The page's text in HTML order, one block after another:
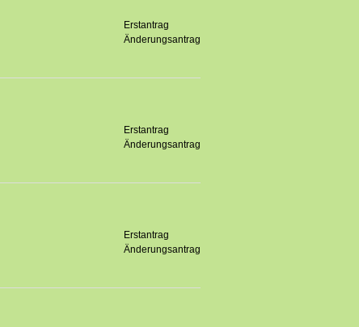
Erstantrag
Änderungsantrag
Erstantrag
Änderungsantrag
Erstantrag
Änderungsantrag